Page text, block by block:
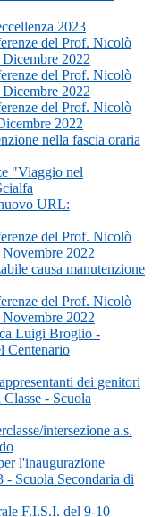
2023
del Prof. Nicolò
2022
del Prof. Nicolò
2022
del Prof. Nicolò
2022
nella fascia oraria
"Viaggio nel
URL:
del Prof. Nicolò
2022
causa manutenzione
del Prof. Nicolò
2022
Luigi Broglio -
Centenario
dei genitori
- Scuola
intersezione a.s.
l'inaugurazione
- Scuola Secondaria di
F.I.S.I. del 9-10